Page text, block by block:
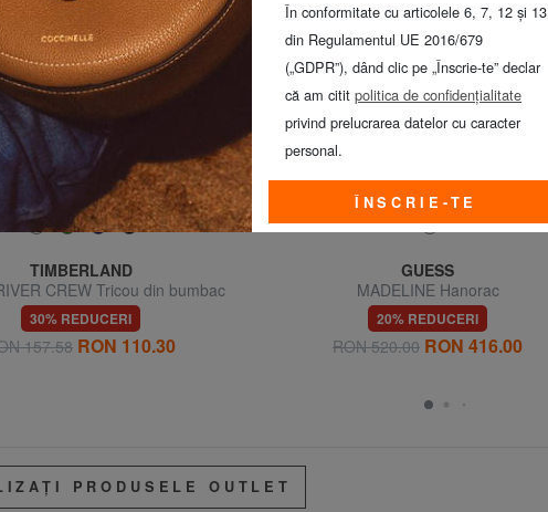
TIMBERLAND
CREW Tricou din bumbac
30% REDUCERI
157.58 RON 110.30
GUESS
MADELINE Hanorac
20% REDUCERI
RON 520.00 RON 416.00
PRODUSELE OUTLET
În conformitate cu articolele 6, 7, 12 și 13
din Regulamentul UE 2016/679
(„GDPR”), dând clic pe „Înscrie-te” declar
că am citit politica de confidențialitate
privind prelucrarea datelor cu caracter
personal.
ÎNSCRIE-TE